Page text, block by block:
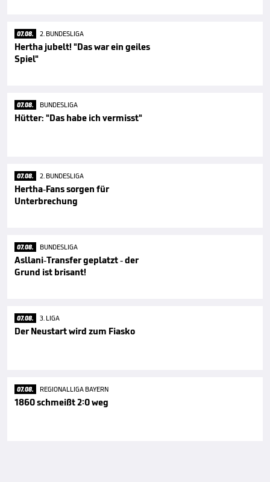
07.08. 2. BUNDESLIGA
Hertha jubelt! "Das war ein geiles
Spiel"
07.08. BUNDESLIGA
Hütter: "Das habe ich vermisst"
07.08. 2. BUNDESLIGA
Hertha-Fans sorgen für
Unterbrechung
07.08. BUNDESLIGA
Asllani-Transfer geplatzt - der
Grund ist brisant!
07.08. 3. LIGA
Der Neustart wird zum Fiasko
07.08. REGIONALLIGA BAYERN
1860 schmeißt 2:0 weg